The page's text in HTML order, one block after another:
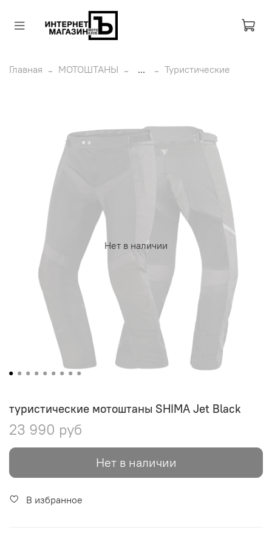
Главная МОТОШТАНЫ ... Туристические
Нет в наличии
туристические мотоштаны SHIMA Jet Black
23 990 руб
Нет в наличии
В избранное